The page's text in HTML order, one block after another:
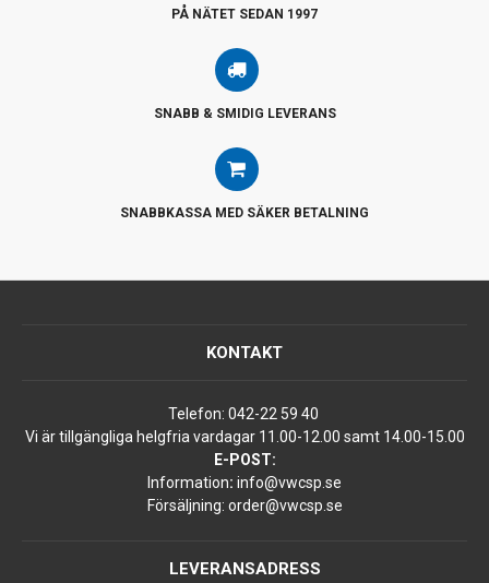
PÅ NÄTET SEDAN 1997
SNABB & SMIDIG LEVERANS
SNABBKASSA MED SÄKER BETALNING
KONTAKT
Telefon: 042-22 59 40
Vi är tillgängliga helgfria vardagar 11.00-12.00 samt 14.00-15.00
E-POST:
Information: info@vwcsp.se
Försäljning: order@vwcsp.se
LEVERANSADRESS